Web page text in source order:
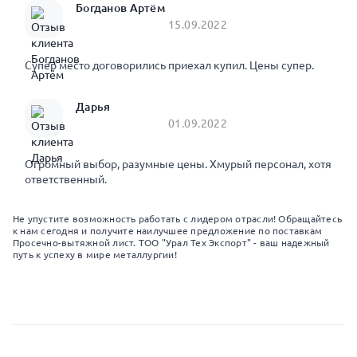
Богданов Артём
15.09.2022
Супер место договорились приехал купил. Цены супер.
Дарья
01.09.2022
Огромный выбор, разумные цены. Хмурый персонал, хотя
ответственный.
Не упустите возможность работать с лидером отрасли! Обращайтесь
к нам сегодня и получите наилучшее предложение по поставкам
Просечно-вытяжной лист. ТОО "Урал Тех Экспорт" - ваш надежный
путь к успеху в мире металлургии!